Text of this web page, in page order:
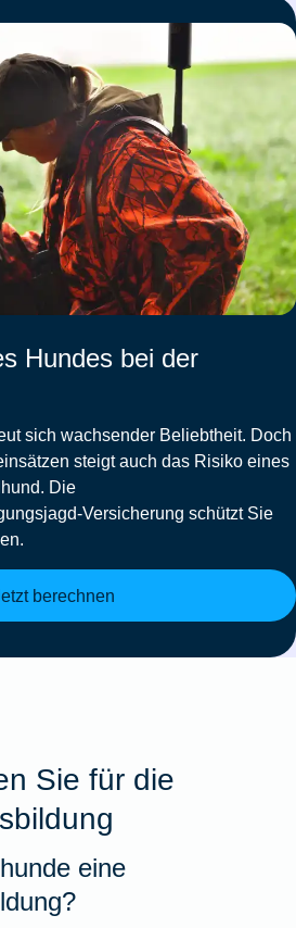
Hundes bei der
sich wachsender Beliebtheit. Doch
steigt auch das Risiko eines
Die
Versicherung schützt Sie
berechnen
Sie für die
eine